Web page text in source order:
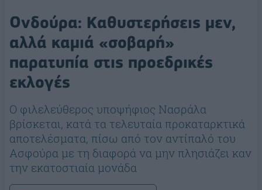
Ονδούρα: Καθυστερήσεις μεν,
αλλά καμιά «σοβαρή»
παρατυπία στις προεδρικές
εκλογές
Ο φιλελεύθερος υποψήφιος Νασράλα
βρίσκεται, κατά τα τελευταία προκαταρκτικά
αποτελέσματα, πίσω από τον αντίπαλό του
Ασφούρα με τη διαφορά να μην πλησιάζει καν
την εκατοστιαία μονάδα